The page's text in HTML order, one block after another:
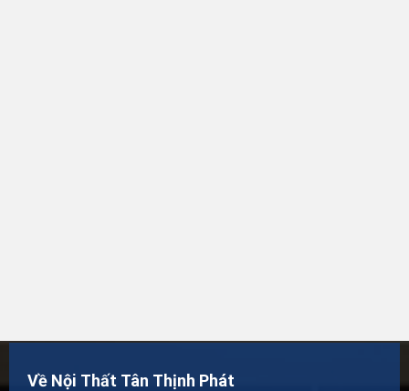
Về Nội Thất Tân Thịnh Phát